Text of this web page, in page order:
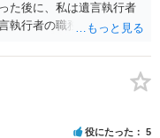
た後に、私は遺言執行者
執行者の職務）を知らせ
ません。 そもそも、そう
産の総額の通知、公正証
求などがあればそれへの
役にたった 5